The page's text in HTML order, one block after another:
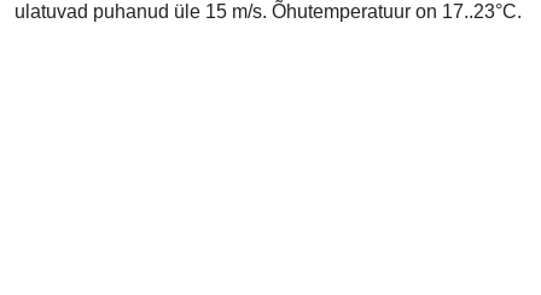
ulatuvad puhanud üle 15 m/s. Õhutemperatuur on 17..23°C.